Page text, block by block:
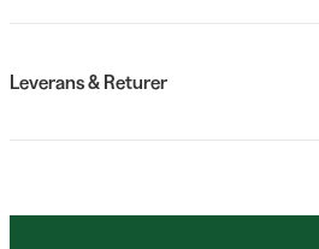
Leverans & Returer